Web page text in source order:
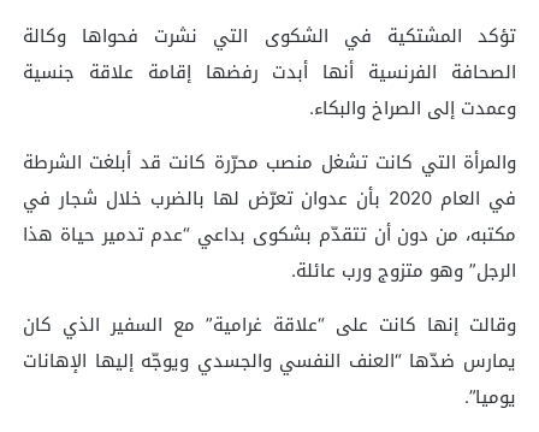
تؤكد المشتكية في الشكوى التي نشرت فحواها وكالة
الصحافة الفرنسية أنها أبدت رفضها إقامة علاقة جنسية
وعمدت إلى الصراخ والبكاء.
والمرأة التي كانت تشغل منصب محرّرة كانت قد أبلغت الشرطة
في العام 2020 بأن عدوان تعرّض لها بالضرب خلال شجار في
مكتبه، من دون أن تتقدّم بشكوى بداعي “عدم تدمير حياة هذا
الرجل” وهو متزوج ورب عائلة.
وقالت إنها كانت على “علاقة غرامية” مع السفير الذي كان
يمارس ضدّها “العنف النفسي والجسدي ويوجّه إليها الإهانات
يوميا”.